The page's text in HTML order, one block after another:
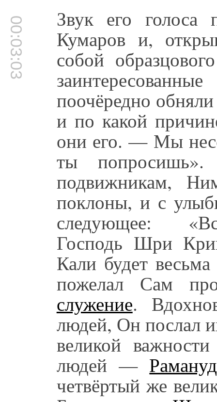
00:03:03 Звук его голоса
Кумаров и,
собой
поочёредно
и по какой
они его. — Мы
ты попросишь».
подвижникам,
поклоны, и с
следующее:
Господь Шри
Кали будет
пожелал Сам
служение.
людей, Он послал
великой
людей —
четвёртый же